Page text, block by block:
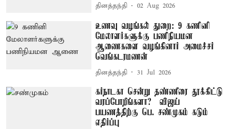
தினத்தந்தி 02 Aug 2026
உணவு வழங்கல் துறை: 9 கணினி
மேலாளர்களுக்கு பணிநியமன
ஆணைகளை வழங்கினார் அமைச்சர்
வெங்கடரமணன்
தினத்தந்தி 31 Jul 2026
கர்நாடகா சென்று தண்ணீரை தூக்கிட்டு
வரப்போறீங்களா? – விஜய்
பயணத்திற்கு பெ. சண்முகம் கடும்
எதிர்ப்பு